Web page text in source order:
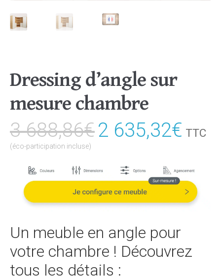
Dressing d’angle sur
mesure chambre
3 688,86€Le
initial
était :
3
688,86€.
2 635,32€Le
est :
2
TTC
(éco-participation incluse)
Un meuble en angle pour
votre chambre ! Découvrez
tous les détails :